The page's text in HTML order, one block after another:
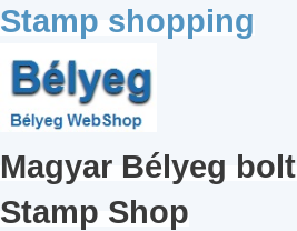
Stamp shopping
Magyar Bélyeg bolt
Stamp Shop